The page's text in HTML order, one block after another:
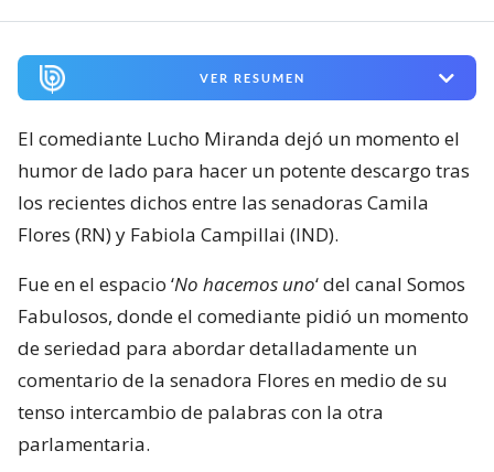
VER RESUMEN
El comediante Lucho Miranda dejó un momento el
humor de lado para hacer un potente descargo tras
los recientes dichos entre las senadoras Camila
Flores (RN) y Fabiola Campillai (IND).
Fue en el espacio ‘No hacemos uno‘ del canal Somos
Fabulosos, donde el comediante pidió un momento
de seriedad para abordar detalladamente un
comentario de la senadora Flores en medio de su
tenso intercambio de palabras con la otra
parlamentaria.